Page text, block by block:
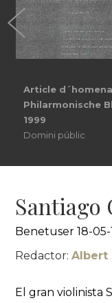
Article
Philarmonische
1999
Domini públic
Santiago
Benetuser 18-05-
Redactor:Albert
El gran violinista